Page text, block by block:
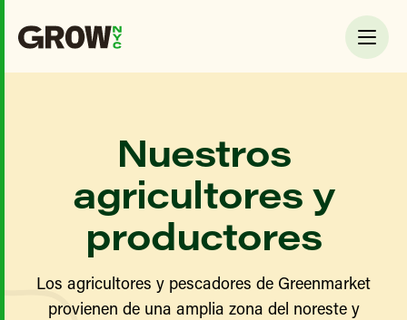
Nuestros
agricultores y
productores
Los agricultores y pescadores de Greenmarket
provienen de una amplia zona del noreste y